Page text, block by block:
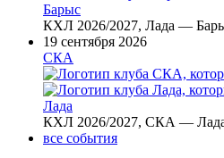
Барыс
КХЛ 2026/2027, Лада —
19 сентября 2026
СКА
Лада
КХЛ 2026/2027, СКА —
все события